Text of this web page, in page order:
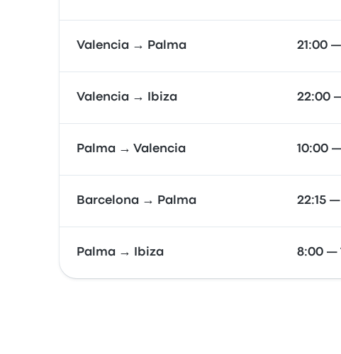
Valencia → Palma 21:00
Valencia → Ibiza 22:00
Palma → Valencia 10:00 —
Barcelona → Palma 22:15 —
Palma → Ibiza 8:00 —